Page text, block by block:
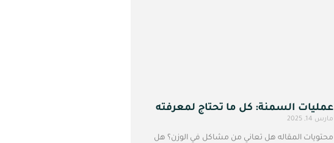
عمليات السمنة: كل ما تحتاج لمعرفته
مارس 14, 2025
محتويات المقاله هل تعاني من مشاكل في الوزن؟ هل